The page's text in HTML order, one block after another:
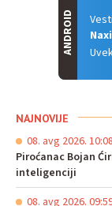
ANDROID
NAJNOVIJE
08. avg 2026. 10:08
Piroćanac Bojan
inteligenciji
08. avg 2026.